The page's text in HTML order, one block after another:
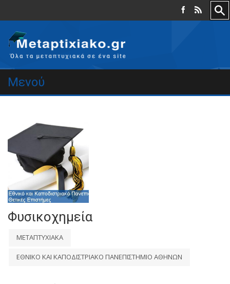
Μενού
Φυσικοχημεία
ΜΕΤΑΠΤΥΧΙΑΚΑ
ΕΘΝΙΚΟ ΚΑΙ ΚΑΠΟΔΙΣΤΡΙΑΚΟ ΠΑΝΕΠΙΣΤΗΜΙΟ ΑΘΗΝΩΝ